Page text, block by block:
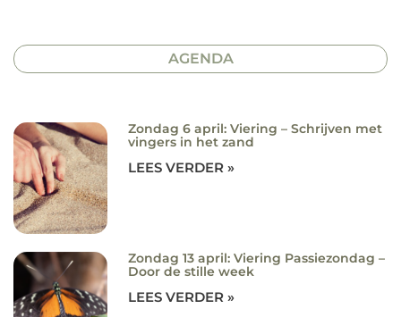
AGENDA
Zondag 6 april: Viering – Schrijven met
vingers in het zand
LEES VERDER »
Zondag 13 april: Viering Passiezondag –
Door de stille week
LEES VERDER »